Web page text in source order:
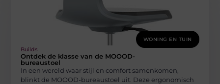
WONING EN TUIN
Builds
Ontdek de klasse van de MOOOD-
bureaustoel
In een wereld waar stijl en comfort samenkomen,
blinkt de MOOOD-bureaustoel uit. Deze ergonomisch